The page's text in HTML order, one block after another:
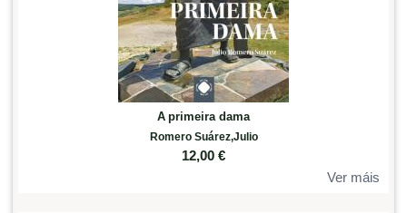
A primeira dama
Romero Suárez,Julio
12,00 €
Ver máis